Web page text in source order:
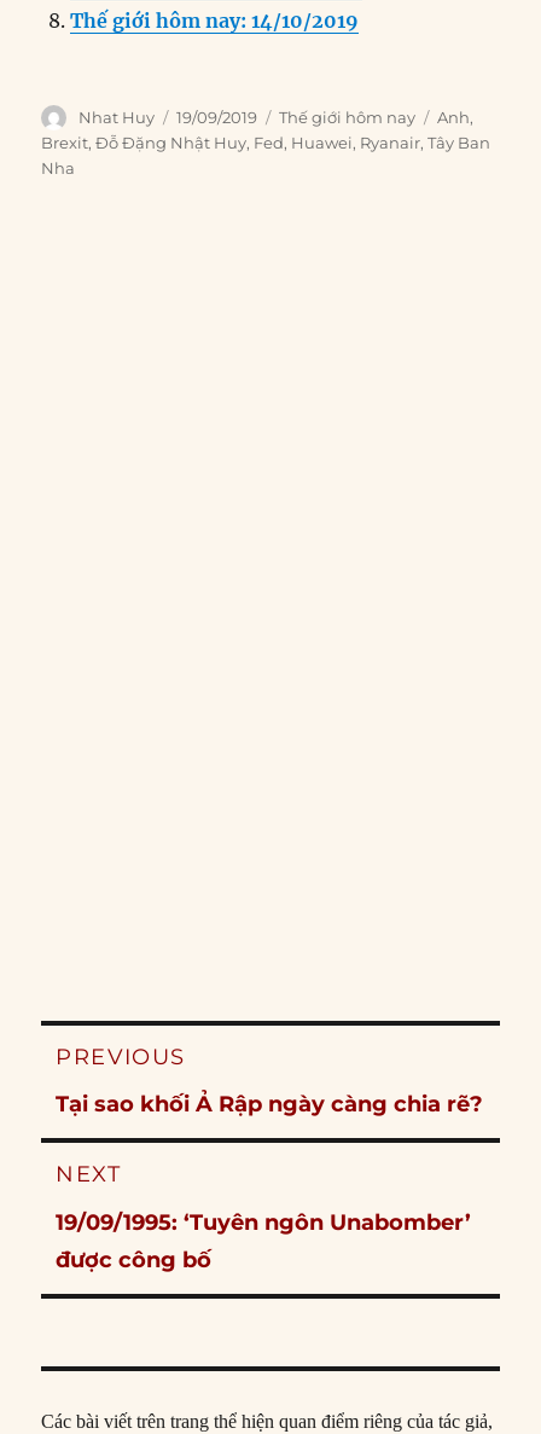
Thế giới hôm nay: 14/10/2019
Author
Nhat Huy
Posted
on
19/09/2019 Categories
Thế giới hôm nay Tags
Anh,
Brexit,Đỗ Đặng Nhật Huy, Fed, Huawei, Ryanair,Tây Ban
Nha
Post
PREVIOUS
Previous
post:
Tại sao khối Ả Rập ngày càng chia rẽ?
NEXT
Next
post:
19/09/1995: ‘Tuyên ngôn Unabomber’
được công bố
Các bài viết trên trang thể hiện quan điểm riêng của tác giả,